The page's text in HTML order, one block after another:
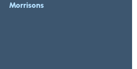
Morrisons